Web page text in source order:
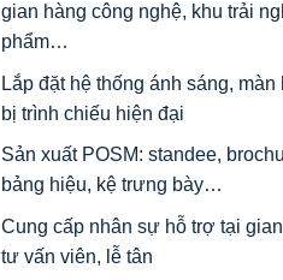
gian hàng công nghệ, khu trải
phẩm…
Lắp đặt hệ thống ánh sáng,
bị trình chiếu hiện đại
Sản xuất POSM: standee,
bảng hiệu, kệ trưng bày…
Cung cấp nhân sự hỗ trợ tại
tư vấn viên, lễ tân